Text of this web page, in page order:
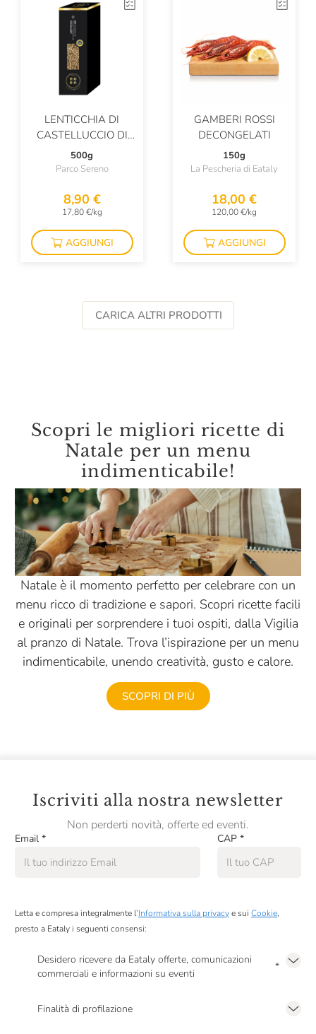
LENTICCHIA DI
CASTELLUCCIO DI
NORCIA IGP
500g
Parco Sereno
8,90 €
17,80 €/kg
AGGIUNGI
GAMBERI ROSSI
DECONGELATI
150g
La Pescheria di Eataly
18,00 €
120,00 €/kg
AGGIUNGI
CARICA ALTRI PRODOTTI
Scopri le migliori ricette di
Natale per un menu
indimenticabile!
Natale è il momento perfetto per celebrare con un
menu ricco di tradizione e sapori. Scopri ricette facili
e originali per sorprendere i tuoi ospiti, dalla Vigilia
al pranzo di Natale. Trova l’ispirazione per un menu
indimenticabile, unendo creatività, gusto e calore.
SCOPRI DI PIÙ
Iscriviti alla nostra newsletter
Non perderti novità, offerte ed eventi.
Email * CAP *
Letta e compresa integralmente l’Informativa sulla privacye sui Cookie,
presto a Eataly i seguenti consensi:
Desidero ricevere da Eataly offerte, comunicazioni
commerciali e informazioni su eventi
*
Finalità di profilazione